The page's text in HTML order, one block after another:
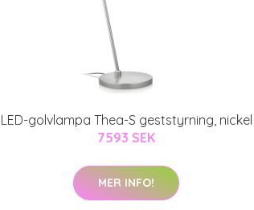
LED-golvlampa Thea-S geststyrning, nickel
7593 SEK
MER INFO!